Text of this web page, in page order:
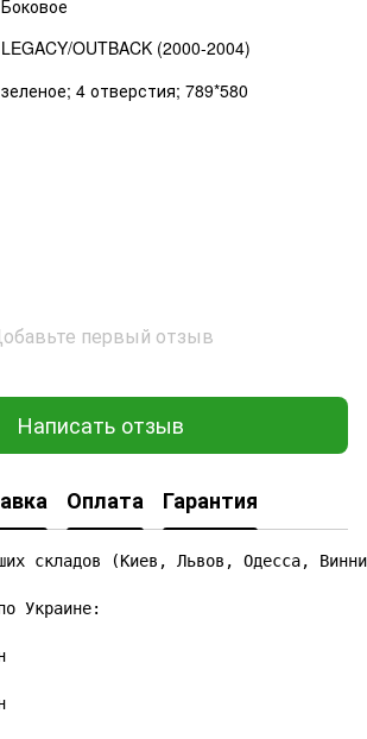
Боковое
LEGACY/OUTBACK (2000-2004)
зеленое; 4 отверстия; 789*580
первый отзыв
Написать отзыв
Оплата Гарантия
складов (Киев, Львов, Одесса,
Украине: